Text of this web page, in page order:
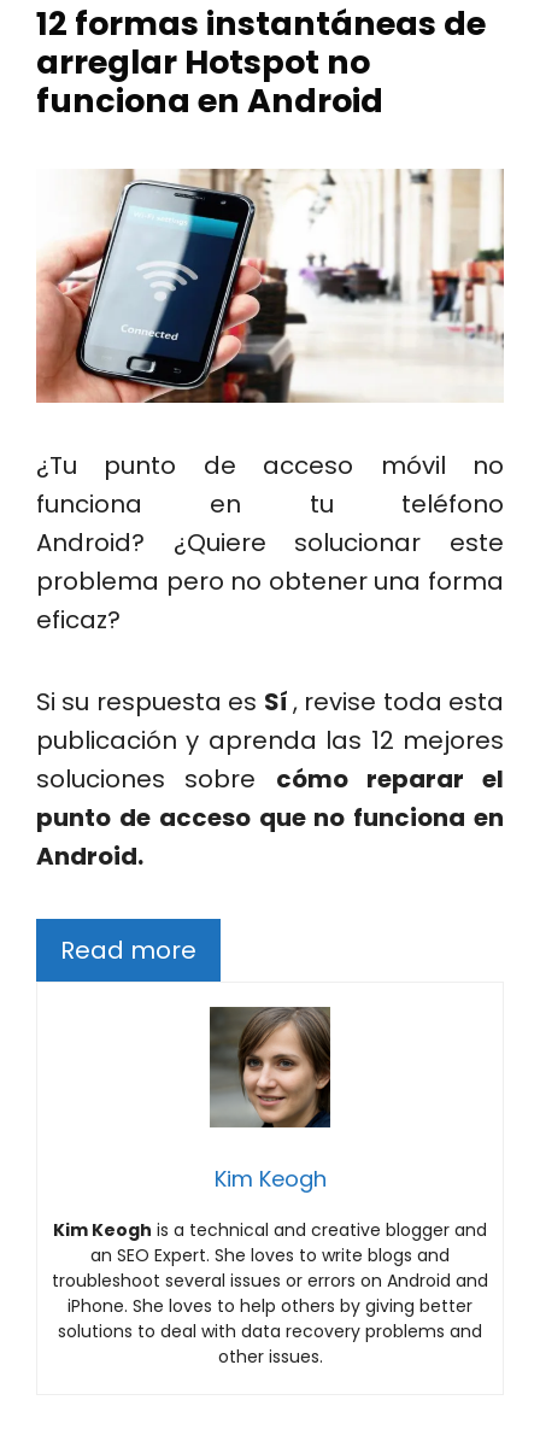
12 formas instantáneas de
arreglar Hotspot no
funciona en Android
¿Tu punto de acceso móvil no
funciona en tu teléfono
Android? ¿Quiere solucionar este
problema pero no obtener una forma
eficaz?
Si su respuesta es Sí, revise toda esta
publicación y aprenda las 12 mejores
soluciones sobre cómo reparar el
punto de acceso que no funciona en
Android.
Read more
Kim Keogh
Kim Keogh is a technical and creative blogger and
an SEO Expert. She loves to write blogs and
troubleshoot several issues or errors on Android and
iPhone. She loves to help others by giving better
solutions to deal with data recovery problems and
other issues.